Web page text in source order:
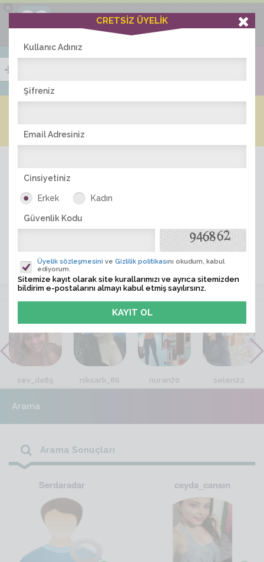
×
Ciddiask Uygulaması
+1 Hafta Gold Üyelik Kazan
Bedava - com.ciddi.ask
İNDİR
ÜYE ARA
VİTRİN
sev_da85 niksarlı_86 nuran70 selen22
Arama
Arama Sonuçları
Serdaradar ceyda_cansın
CRETSİZ ÜYELİK
Kullanıc Adınız
Şifreniz
Email Adresiniz
Cinsiyetiniz
Erkek Kadın
Güvenlik Kodu
Üyelik sözleşmesini ve Gizlilik politikasını okudum, kabul
ediyorum.
Sitemize kayıt olarak site kurallarımızı ve ayrıca sitemizden
bildirim e-postalarını almayı kabul etmiş sayılırsınz.